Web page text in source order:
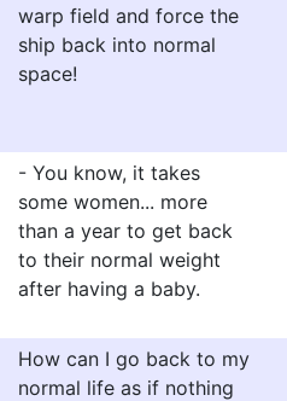
warp field and force the
ship back into normal
space!
- You know, it takes
some women... more
than a year to get back
to their normal weight
after having a baby.
How can I go back to my
normal life as if nothing